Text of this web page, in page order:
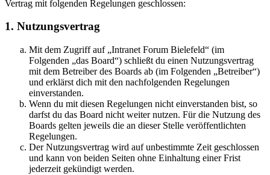
Vertrag mit folgenden Regelungen geschlossen:
1. Nutzungsvertrag
Mit dem Zugriff auf „Intranet Forum Bielefeld“ (im
Folgenden „das Board“) schließt du einen Nutzungsvertrag
mit dem Betreiber des Boards ab (im Folgenden „Betreiber“)
und erklärst dich mit den nachfolgenden Regelungen
einverstanden.
Wenn du mit diesen Regelungen nicht einverstanden bist, so
darfst du das Board nicht weiter nutzen. Für die Nutzung des
Boards gelten jeweils die an dieser Stelle veröffentlichten
Regelungen.
Der Nutzungsvertrag wird auf unbestimmte Zeit geschlossen
und kann von beiden Seiten ohne Einhaltung einer Frist
jederzeit gekündigt werden.